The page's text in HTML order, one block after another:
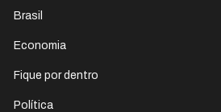
Brasil
Economia
Fique por dentro
Política